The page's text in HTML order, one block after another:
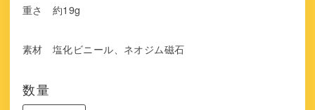
重さ 約19g
素材 塩化ビニール、ネオジム磁石
数量